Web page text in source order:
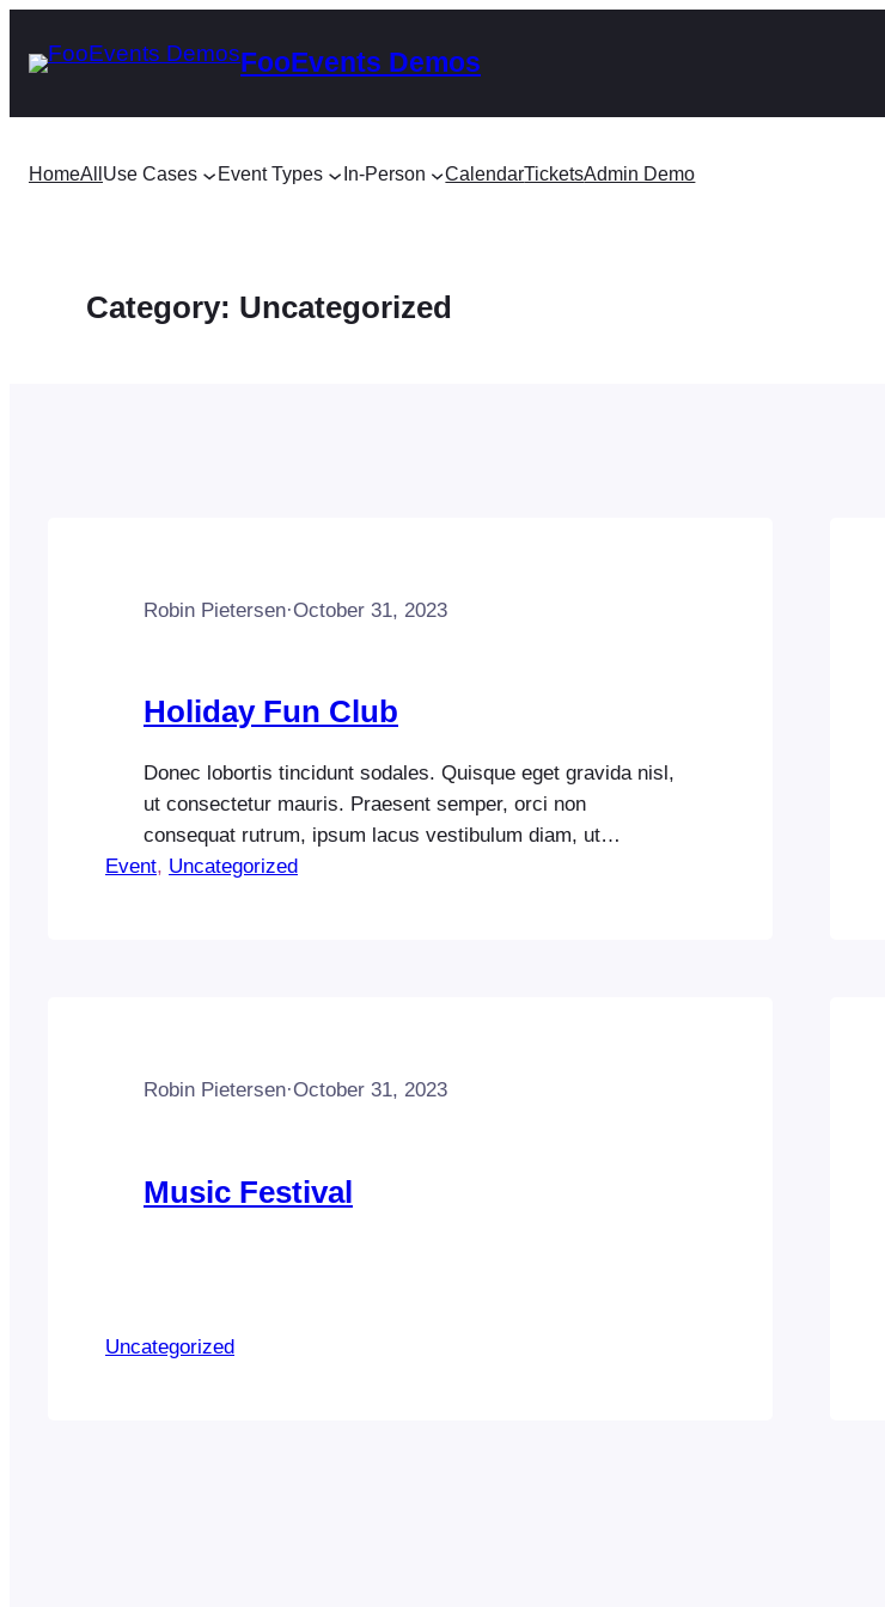
FooEvents Demos
HomeAll Use Cases Event Types In-Person CalendarTicketsAdmin Demo
Category: Uncategorized
Robin Pietersen·October 31, 2023
Holiday Fun Club
Donec lobortis tincidunt sodales. Quisque eget gravida nisl,
ut consectetur mauris. Praesent semper, orci non
consequat rutrum, ipsum lacus vestibulum diam, ut
vehicula elit dolor eu nunc. Cras congue erat mi.
Event, Uncategorized
Robin Pietersen·October 31, 2023
Music Festival
Uncategorized